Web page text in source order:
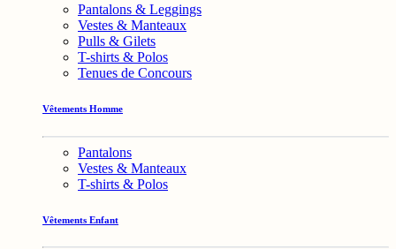
Pantalons & Leggings
Vestes & Manteaux
Pulls & Gilets
T-shirts & Polos
Tenues de Concours
Vêtements Homme
Pantalons
Vestes & Manteaux
T-shirts & Polos
Vêtements Enfant